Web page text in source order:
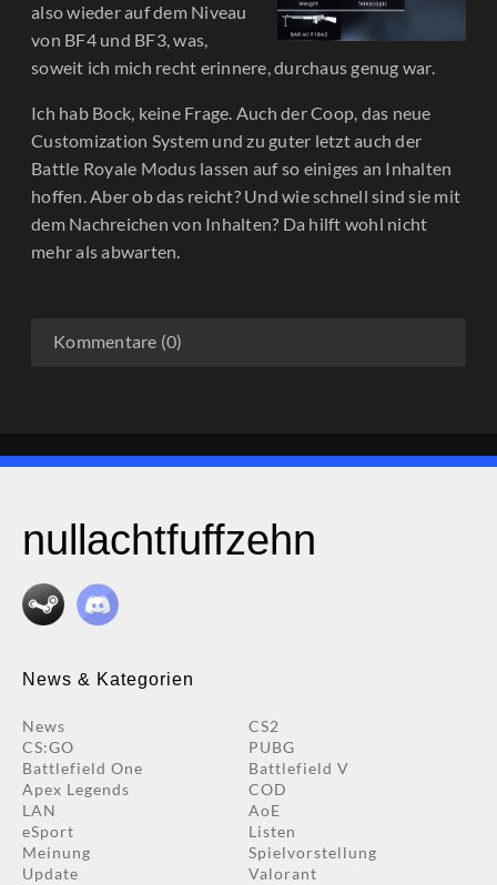
also wieder auf dem Niveau
von BF4 und BF3, was,
soweit ich mich recht erinnere, durchaus genug war.
Ich hab Bock, keine Frage. Auch der Coop, das neue
Customization System und zu guter letzt auch der
Battle Royale Modus lassen auf so einiges an Inhalten
hoffen. Aber ob das reicht? Und wie schnell sind sie mit
dem Nachreichen von Inhalten? Da hilft wohl nicht
mehr als abwarten.
Kommentare (0)
nullachtfuffzehn
News & Kategorien
News
CS2
CS:GO
PUBG
Battlefield One
Battlefield V
Apex Legends
COD
LAN
AoE
eSport
Listen
Meinung
Spielvorstellung
Update
Valorant